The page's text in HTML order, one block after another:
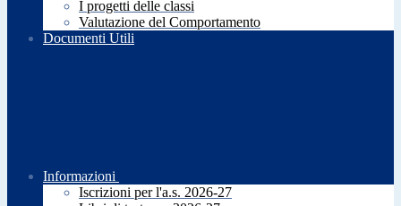
I progetti delle classi
Valutazione del Comportamento
Documenti Utili
Informazioni
Iscrizioni per l'a.s. 2026-27